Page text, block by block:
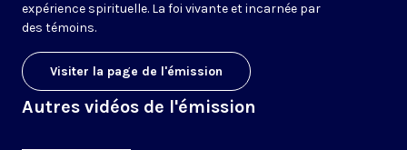
expérience spirituelle. La foi vivante et incarnée par
des témoins.
Visiter la page de l'émission
Autres vidéos de l'émission